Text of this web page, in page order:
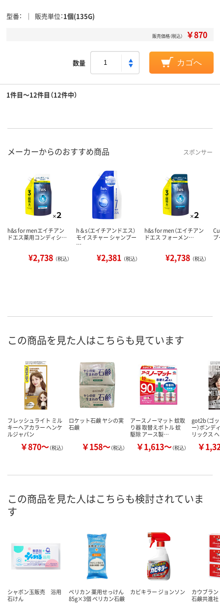
型番 販売単位 1個(135G)
販売価格（税込） ￥870
数量 カゴへ
1件目～12件目（12件中）
メーカーからのおすすめ商品 スポンサー
h&s for menエイチアン
ドエス薬用コンディシ…
¥2,738 （税込）
h＆s（エイチアンドエス）
モイスチャー シャンプー
…
¥2,381 （税込）
h&s for men（エイチアン
ドエス フォーメン…
¥2,738 （税込）
この商品を見た人はこちらも見ています
フレッシュライト ミル
キーヘアカラー ヘンケ
ルジャパン
￥870～（税込）
ロケット石鹸 ヤシの実
石鹸
￥158～（税込）
アースノーマット 蚊取
り器 取替えボトル 蚊
駆除 アース製…
￥1,613～（税込）
got2b（ゴ
ー）ボンデ
リックス
￥
この商品を見た人はこちらも検討されていま
す
シャボン玉販売 浴用
石けん
ペリカン 薬用せっけん
85g×3個 ペリカン石鹸
カビキラー ジョンソン
カウブラ
石鹸共進社